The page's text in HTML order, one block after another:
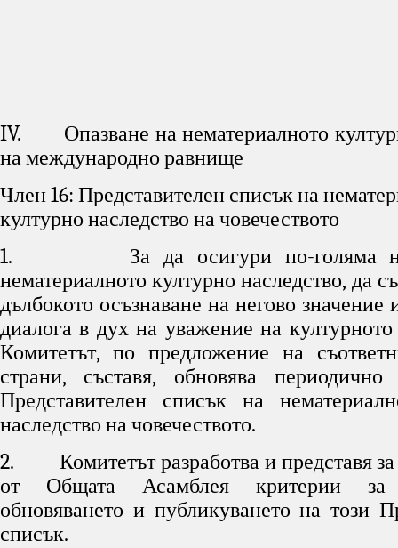
IV. Опазване на нематериалното
на международно равнище
Член 16: Представителен списък на
културно наследство на човечеството
1. За да осигури по-голяма
нематериалното културно наследство, да
дълбокото осъзнаване на негово значение
диалога в дух на уважение на културното
Комитетът, по предложение на
страни, съставя, обновява
Представителен списък на
наследство на човечеството.
2. Комитетът разработва и представя за
от Общата Асамблея критерии за
обновяването и публикуването на този
списък.